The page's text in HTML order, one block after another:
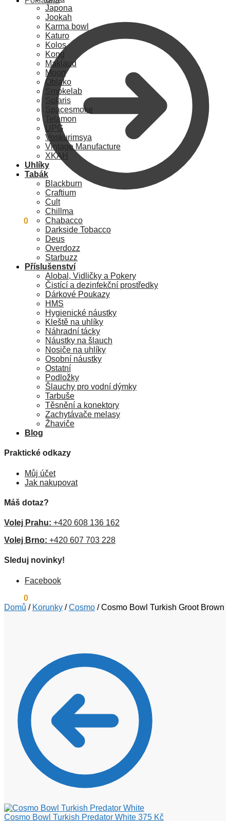
0
Japona
Jookah
Karma bowl
Katuro
Kolos
Kong
Maklaud
Moon
Oblako
Smokelab
Solaris
Spacesmoke
Telamon
UPG
Voskurimsya
Vintage Manufacture
XKAH
Uhlíky
Tabák
Blackburn
Craftium
Cult
Chillma
Chabacco
Darkside Tobacco
Deus
Overdozz
Starbuzz
Příslušenství
Alobal, Vidličky a Pokery
Čistící a dezinfekční prostředky
Dárkové Poukazy
HMS
Hygienické náustky
Kleště na uhlíky
Náhradní tácky
Náustky na šlauch
Nosiče na uhlíky
Osobní náustky
Ostatní
Podložky
Šlauchy pro vodní dýmky
Tarbuše
Těsnění a konektory
Zachytávače melasy
Žhaviče
Blog
Praktické odkazy
Můj účet
Jak nakupovat
Máš dotaz?
Volej Prahu: +420 608 136 162
Volej Brno: +420 607 703 228
Sleduj novinky!
Facebook
0
Domů / Korunky /Cosmo /Cosmo Bowl Turkish Groot Brown
Cosmo Bowl Turkish Predator White 375 Kč